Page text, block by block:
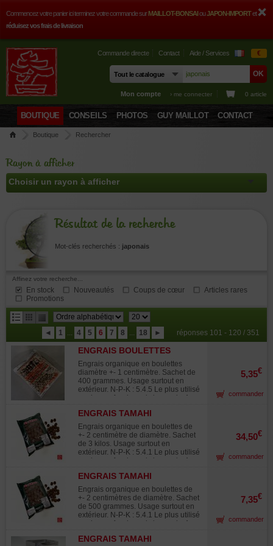
Commencez votre panier ici terminez votre commande surMAILLOT-BONSAIouJAPON-IMPORTet
réduisez vos frais de livraison
Commande directe Contact Aide / Services €
Mon compte › me connecter 0 article
BOUTIQUE CONSEILS PHOTOS GUY MAILLOT CONTACT
Boutique Rechercher
Rayon à afficher
Résultat de la recherche
Mot-clés recherchés : japonais
Affinez votre recherche...
En stock Nouveautés Coups de cœur
Articles rares
Promotions
résultats
par
page
◄ 1 ... 4 5 6 7 8 ... 18 ► réponses 101 - 120 / 351
ENGRAIS BOULETTES
MOYENNES
Engrais organique en boulettes
diamètre +- 1 centimètre. Sachet de
400 grammes. Usage surtout en
extérieur. N-P-K : 5.4.5 Le plus utilisé
par les professionnels japonais. A
printemps ,d'été , d'automne.
Dosage pour un pot de 200 mm 6/8
grains tous les 45 jours. Cette dose
peut être plus importante en fonction
de la rapidité de croissance désirée.
Produit organique qui en
attire des insectes.
5,35€
commander
ENGRAIS TAMAHI
BOULETTES GROSSES 3
KILOS
Engrais organique en boulettes de
+- 2 centimètre de diamètre. Sachet
de 3 kilos. Usage surtout en
extérieur. N-P-K : 5.4.1 Le plus utilisé
par les professionnels japonais. A
printemps ,d'été , d'automne.
Dosage pour un pot de 200 mm 3 à
4 grains tous les 45 jours.Cette dose
peut être plus importante en fonction
de la rapidité de croissance
désirée.Produit organique qui en
attire des insectes.
34,50€
commander
ENGRAIS TAMAHI
BOULETTES GROSSES 500
GRAMMES
Engrais organique en boulettes de
+- 2 centimètres de diamètre. Sachet
de 500 grammes. Usage surtout en
extérieur. N-P-K : 5.4.1 Le plus utilisé
par les professionnels japonais. A
printemps ,d'été , d'automne.
7,35€
commander
ENGRAIS TAMAHI